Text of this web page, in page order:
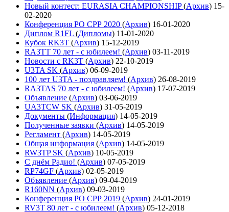
Новый контест: EURASIA CHAMPIONSHIP(Архив) 15-
02-2020
Конференция РО СРР 2020 (Архив) 16-01-2020
Диплом R1FL (Дипломы) 11-01-2020
Кубок RK3T (Архив) 15-12-2019
RA3TT 70 лет - с юбилеем! (Архив) 03-11-2019
Новости с RK3T (Архив) 22-10-2019
U3TA SK (Архив) 06-09-2019
100 лет U3TA - поздравляем! (Архив) 26-08-2019
RA3TAS 70 лет - с юбилеем! (Архив) 17-07-2019
Объявление (Архив) 03-06-2019
UA3TCW SK (Архив) 31-05-2019
Документы (Информация) 14-05-2019
Полученные заявки (Архив) 14-05-2019
Регламент (Архив) 14-05-2019
Общая информация (Архив) 14-05-2019
RW3TP SK (Архив) 10-05-2019
С днём Радио! (Архив) 07-05-2019
RP74GF (Архив) 02-05-2019
Объявление (Архив) 09-04-2019
R160NN (Архив) 09-03-2019
Конференция РО СРР 2019 (Архив) 24-01-2019
RV3T 80 лет - с юбилеем! (Архив) 05-12-2018